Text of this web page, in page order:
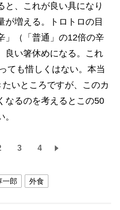
と、これが良い具になり
が増える。トロトロの目
」（「普通」の12倍の辛
良い箸休めになる。これ
ても惜しくはない。本当
いところですが、このカ
なるのを考えるとこの50
3 4
一郎 外食